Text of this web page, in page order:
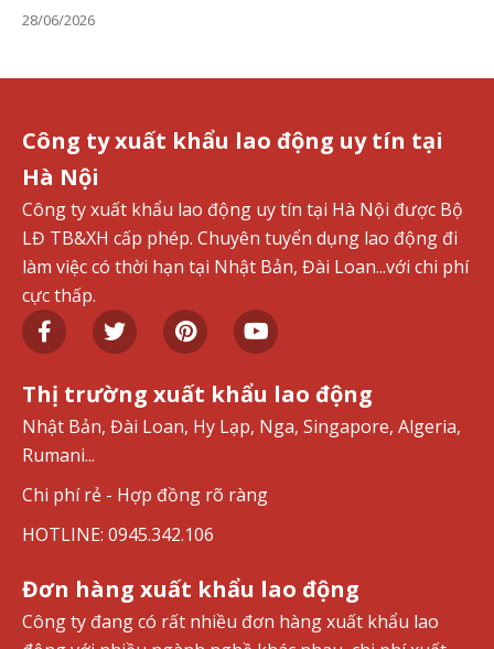
28/06/2026
Công ty xuất khẩu lao động uy tín tại
Hà Nội
Công ty xuất khẩu lao động uy tín tại Hà Nội được Bộ
LĐ TB&XH cấp phép. Chuyên tuyển dụng lao động đi
làm việc có thời hạn tại Nhật Bản, Đài Loan...với chi phí
cực thấp.
Thị trường xuất khẩu lao động
Nhật Bản, Đài Loan, Hy Lạp, Nga, Singapore, Algeria,
Rumani...
Chi phí rẻ - Hợp đồng rõ ràng
HOTLINE: 0945.342.106
Đơn hàng xuất khẩu lao động
Công ty đang có rất nhiều đơn hàng xuất khẩu lao